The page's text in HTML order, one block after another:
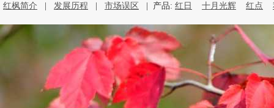
红枫简介 发展历程 市场误区 | 产品: 红日 十月光辉 红点